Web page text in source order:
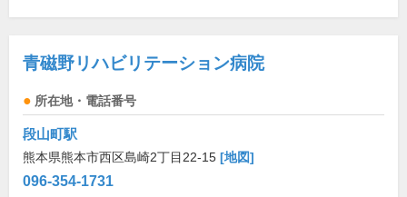
青磁野リハビリテーション病院
所在地・電話番号
段山町駅
熊本県熊本市西区島崎2丁目22-15 [地図]
096-354-1731